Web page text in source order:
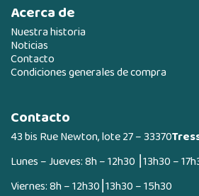
Acerca de
Nuestra historia
Noticias
Contacto
Condiciones generales de compra
Contacto
43 bis Rue Newton, lote 27 – 33370
Lunes – Jueves: 8h – 12h30 ⎮13h30 –
Viernes: 8h – 12h30⎮13h30 – 15h30